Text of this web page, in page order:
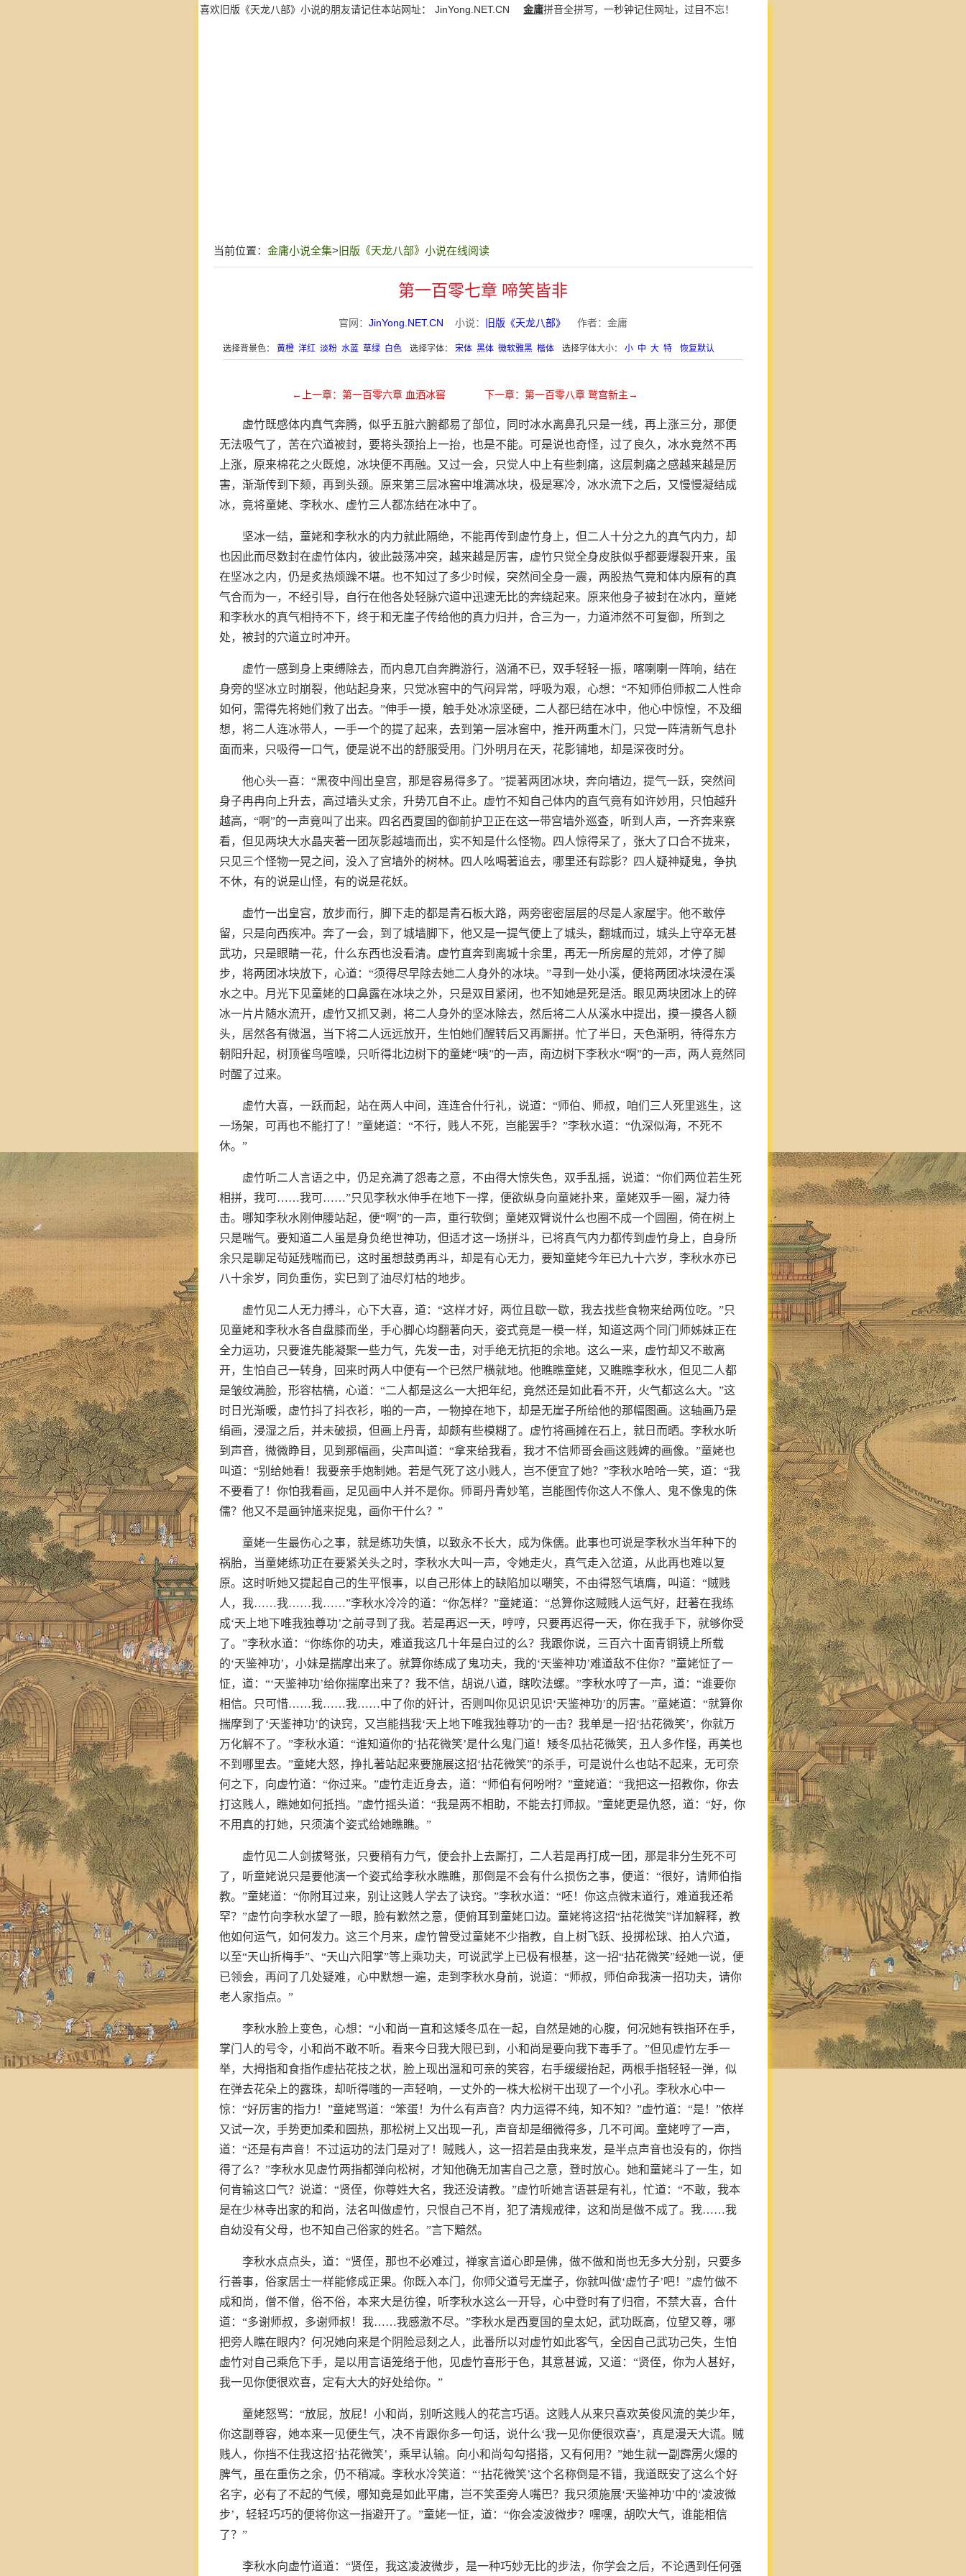
喜欢旧版《天龙八部》小说的朋友请记住本站网址： JinYong.NET.CN 金庸拼音全拼写，一秒钟记住网址，过目不忘！
当前位置： 金庸小说全集> 旧版《天龙八部》小说在线阅读
第一百零七章 啼笑皆非
官网： JinYong.NET.CN 小说： 旧版《天龙八部》 作者：金庸
选择背景色： 黄橙 洋红 淡粉 水蓝 草绿 白色 选择字体： 宋体 黑体 微软雅黑 楷体 选择字体大小： 小 中 大 特 恢复默认
←上一章：第一百零六章 血洒冰窖 下一章：第一百零八章 鹫宫新主→
虚竹既感体内真气奔腾，似乎五脏六腑都易了部位，同时冰水离鼻孔只是一线，再上涨三分，那便
无法吸气了，苦在穴道被封，要将头颈抬上一抬，也是不能。可是说也奇怪，过了良久，冰水竟然不再
上涨，原来棉花之火既熄，冰块便不再融。又过一会，只觉人中上有些刺痛，这层刺痛之感越来越是厉
害，渐渐传到下颏，再到头颈。原来第三层冰窖中堆满冰块，极是寒冷，冰水流下之后，又慢慢凝结成
冰，竟将童姥、李秋水、虚竹三人都冻结在冰中了。
坚冰一结，童姥和李秋水的内力就此隔绝，不能再传到虚竹身上，但二人十分之九的真气内力，却
也因此而尽数封在虚竹体内，彼此鼓荡冲突，越来越是厉害，虚竹只觉全身皮肤似乎都要爆裂开来，虽
在坚冰之内，仍是炙热烦躁不堪。也不知过了多少时候，突然间全身一震，两股热气竟和体内原有的真
气合而为一，不经引导，自行在他各处轻脉穴道中迅速无比的奔绕起来。原来他身子被封在冰内，童姥
和李秋水的真气相持不下，终于和无崖子传给他的真力归并，合三为一，力道沛然不可复御，所到之
处，被封的穴道立时冲开。
虚竹一感到身上束缚除去，而内息兀自奔腾游行，汹涌不已，双手轻轻一振，喀喇喇一阵响，结在
身旁的坚冰立时崩裂，他站起身来，只觉冰窖中的气闷异常，呼吸为艰，心想：“不知师伯师叔二人性命
如何，需得先将她们救了出去。”伸手一摸，触手处冰凉坚硬，二人都巳结在冰中，他心中惊惶，不及细
想，将二人连冰带人，一手一个的提了起来，去到第一层冰窖中，推开两重木门，只觉一阵清新气息扑
面而来，只吸得一口气，便是说不出的舒服受用。门外明月在天，花影铺地，却是深夜时分。
他心头一喜：“黑夜中闯出皇宫，那是容易得多了。”提著两团冰块，奔向墙边，提气一跃，突然间
身子冉冉向上升去，高过墙头丈余，升势兀自不止。虚竹不知自己体内的直气竟有如许妙用，只怕越升
越高，“啊”的一声竟叫了出来。四名西夏国的御前护卫正在这一带宫墙外巡查，听到人声，一齐奔来察
看，但见两块大水晶夹著一团灰影越墙而出，实不知是什么怪物。四人惊得呆了，张大了口合不拢来，
只见三个怪物一晃之间，没入了宫墙外的树林。四人吆喝著追去，哪里还有踪影？四人疑神疑鬼，争执
不休，有的说是山怪，有的说是花妖。
虚竹一出皇宫，放步而行，脚下走的都是青石板大路，两旁密密层层的尽是人家屋宇。他不敢停
留，只是向西疾冲。奔了一会，到了城墙脚下，他又是一提气便上了城头，翻城而过，城头上守卒无甚
武功，只是眼睛一花，什么东西也没看清。虚竹直奔到离城十余里，再无一所房屋的荒郊，才停了脚
步，将两团冰块放下，心道：“须得尽早除去她二人身外的冰块。”寻到一处小溪，便将两团冰块浸在溪
水之中。月光下见童姥的口鼻露在冰块之外，只是双目紧闭，也不知她是死是活。眼见两块团冰上的碎
冰一片片随水流开，虚竹又抓又剥，将二人身外的坚冰除去，然后将二人从溪水中提出，摸一摸各人额
头，居然各有微温，当下将二人远远放开，生怕她们醒转后又再厮拼。忙了半日，天色渐明，待得东方
朝阳升起，树顶雀鸟喧噪，只听得北边树下的童姥“咦”的一声，南边树下李秋水“啊”的一声，两人竟然同
时醒了过来。
虚竹大喜，一跃而起，站在两人中间，连连合什行礼，说道：“师伯、师叔，咱们三人死里逃生，这
一场架，可再也不能打了！”童姥道：“不行，贱人不死，岂能罢手？”李秋水道：“仇深似海，不死不
休。”
虚竹听二人言语之中，仍足充满了怨毒之意，不由得大惊失色，双手乱摇，说道：“你们两位若生死
相拼，我可……我可……”只见李秋水伸手在地下一撑，便欲纵身向童姥扑来，童姥双手一圈，凝力待
击。哪知李秋水刚伸腰站起，便“啊”的一声，重行软倒；童姥双臂说什么也圈不成一个圆圈，倚在树上
只是喘气。要知道二人虽是身负绝世神功，但适才这一场拼斗，已将真气内力都传到虚竹身上，自身所
余只是聊足茍延残喘而已，这时虽想鼓勇再斗，却是有心无力，要知童姥今年已九十六岁，李秋水亦已
八十余岁，同负重伤，实巳到了油尽灯枯的地步。
虚竹见二人无力搏斗，心下大喜，道：“这样才好，两位且歇一歇，我去找些食物来给两位吃。”只
见童姥和李秋水各自盘膝而坐，手心脚心均翻著向天，姿式竟是一模一样，知道这两个同门师姊妹正在
全力运功，只要谁先能凝聚一些力气，先发一击，对手绝无抗拒的余地。这么一来，虚竹却又不敢离
开，生怕自己一转身，回来时两人中便有一个已然尸横就地。他瞧瞧童姥，又瞧瞧李秋水，但见二人都
是皱纹满脸，形容枯槁，心道：“二人都是这么一大把年纪，竟然还是如此看不开，火气都这么大。”这
时日光渐暖，虚竹抖了抖衣衫，啪的一声，一物掉在地下，却是无崖子所给他的那幅图画。这轴画乃是
绢画，浸湿之后，并未破损，但画上丹青，却颇有些模糊了。虚竹将画摊在石上，就日而晒。李秋水听
到声音，微微睁目，见到那幅画，尖声叫道：“拿来给我看，我才不信师哥会画这贱婢的画像。”童姥也
叫道：“别给她看！我要亲手炮制她。若是气死了这小贱人，岂不便宜了她？”李秋水哈哈一笑，道：“我
不要看了！你怕我看画，足见画中人并不是你。师哥丹青妙笔，岂能图传你这人不像人、鬼不像鬼的侏
儒？他又不是画钟馗来捉鬼，画你干什么？”
童姥一生最伤心之事，就是练功失慎，以致永不长大，成为侏儒。此事也可说是李秋水当年种下的
祸胎，当童姥练功正在要紧关头之时，李秋水大叫一声，令她走火，真气走入岔道，从此再也难以复
原。这时听她又提起自己的生平恨事，以自己形体上的缺陷加以嘲笑，不由得怒气填膺，叫道：“贼贱
人，我……我……我……”李秋水冷冷的道：“你怎样？”童姥道：“总算你这贼贱人运气好，赶著在我练
成‘天上地下唯我独尊功’之前寻到了我。若是再迟一天，哼哼，只要再迟得一天，你在我手下，就够你受
了。”李秋水道：“你练你的功夫，难道我这几十年是白过的么？我跟你说，三百六十面青铜镜上所载
的‘天鉴神功’，小妹是揣摩出来了。就算你练成了鬼功夫，我的‘天鉴神功’难道敌不住你？”童姥怔了一
怔，道：“‘天鉴神功’给你揣摩出来了？我不信，胡说八道，瞎吹法螺。”李秋水哼了一声，道：“谁要你
相信。只可惜……我……我……中了你的奸计，否则叫你见识见识‘天鉴神功’的厉害。”童姥道：“就算你
揣摩到了‘天鉴神功’的诀窍，又岂能挡我‘天上地下唯我独尊功’的一击？我单是一招‘拈花微笑’，你就万
万化解不了。”李秋水道：“谁知道你的‘拈花微笑’是什么鬼门道！矮冬瓜拈花微笑，丑人多作怪，再美也
不到哪里去。”童姥大怒，挣扎著站起来要施展这招‘拈花微笑”的杀手，可是说什么也站不起来，无可奈
何之下，向虚竹道：“你过来。”虚竹走近身去，道：“师伯有何吩咐？”童姥道：“我把这一招教你，你去
打这贱人，瞧她如何抵挡。”虚竹摇头道：“我是两不相助，不能去打师叔。”童姥更是仇怒，道：“好，你
不用真的打她，只须演个姿式给她瞧瞧。”
虚竹见二人剑拔弩张，只要稍有力气，便会扑上去厮打，二人若是再打成一团，那是非分生死不可
了，听童姥说只是要他演一个姿式给李秋水瞧瞧，那倒是不会有什么损伤之事，便道：“很好，请师伯指
教。”童姥道：“你附耳过来，别让这贱人学去了诀窍。”李秋水道：“呸！你这点微末道行，难道我还希
罕？”虚竹向李秋水望了一眼，脸有歉然之意，便俯耳到童姥口边。童姥将这招“拈花微笑”详加解释，教
他如何运气，如何发力。这三个月来，虚竹曾受过童姥不少指教，自上树飞跃、投掷松球、拍人穴道，
以至“天山折梅手”、“天山六阳掌”等上乘功夫，可说武学上已极有根基，这一招“拈花微笑”经她一说，便
已领会，再问了几处疑难，心中默想一遍，走到李秋水身前，说道：“师叔，师伯命我演一招功夫，请你
老人家指点。”
李秋水脸上变色，心想：“小和尚一直和这矮冬瓜在一起，自然是她的心腹，何况她有铁指环在手，
掌门人的号令，小和尚不敢不听。看来今日我大限已到，小和尚是要向我下毒手了。”但见虚竹左手一
举，大拇指和食指作虚拈花技之状，脸上现出温和可亲的笑容，右手缓缓抬起，两根手指轻轻一弹，似
在弹去花朵上的露珠，却听得嗤的一声轻响，一丈外的一株大松树干出现了一个小孔。李秋水心中一
惊：“好厉害的指力！”童姥骂道：“笨蛋！为什么有声音？内力运得不纯，知不知？”虚竹道：“是！”依样
又试一次，手势更加柔和圆热，那松树上又出现一孔，声音却是细微得多，几不可闻。童姥哼了一声，
道：“还是有声音！不过运功的法门是对了！贼贱人，这一招若是由我来发，是半点声音也没有的，你挡
得了么？”李秋水见虚竹两指都弹向松树，才知他确无加害自己之意，登时放心。她和童姥斗了一生，如
何肯输这口气？说道：“贤侄，你尊姓大名，我还没请教。”虚竹听她言语甚是有礼，忙道：“不敢，我本
是在少林寺出家的和尚，法名叫做虚竹，只恨自己不肖，犯了清规戒律，这和尚是做不成了。我……我
自幼没有父母，也不知自己俗家的姓名。”言下黯然。
李秋水点点头，道：“贤侄，那也不必难过，禅家言道心即是佛，做不做和尚也无多大分别，只要多
行善事，俗家居士一样能修成正果。你既入本门，你师父道号无崖子，你就叫做‘虚竹子’吧！”虚竹做不
成和尚，僧不僧，俗不俗，本来大是彷徨，听李秋水这么一开导，心中登时有了归宿，不禁大喜，合什
道：“多谢师叔，多谢师叔！我……我感激不尽。”李秋水是西夏国的皇太妃，武功既高，位望又尊，哪
把旁人瞧在眼内？何况她向来是个阴险忌刻之人，此番所以对虚竹如此客气，全因自己武功己失，生怕
虚竹对自己乘危下手，是以用言语笼络于他，见虚竹喜形于色，其意甚诚，又道：“贤侄，你为人甚好，
我一见你便很欢喜，定有大大的好处给你。”
童姥怒骂：“放屁，放屁！小和尚，别听这贱人的花言巧语。这贱人从来只喜欢英俊风流的美少年，
你这副尊容，她本来一见便生气，决不肯跟你多一句话，说什么‘我一见你便很欢喜’，真是漫天大谎。贼
贱人，你挡不住我这招‘拈花微笑’，乘早认输。向小和尚勾勾搭搭，又有何用？”她生就一副霹雳火爆的
脾气，虽在重伤之余，仍不稍减。李秋水冷笑道：“‘拈花微笑’这个名称倒是不错，我道既安了这么个好
名字，必有了不起的气候，哪知竟是如此平庸，岂不笑歪旁人嘴巴？我只须施展‘天鉴神功’中的‘凌波微
步’，轻轻巧巧的便将你这一指避开了。”童姥一怔，道：“你会凌波微步？嘿嘿，胡吹大气，谁能相信
了？”
李秋水向虚竹道道：“贤侄，我这凌波微步，是一种巧妙无比的步法，你学会之后，不论遇到任何强